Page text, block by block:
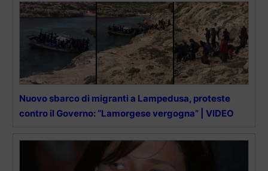
Nuovo sbarco di migranti a Lampedusa, proteste
contro il Governo: “Lamorgese vergogna” | VIDEO